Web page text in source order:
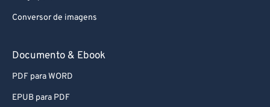
Conversor de imagens
Documento & Ebook
PDF para WORD
EPUB para PDF